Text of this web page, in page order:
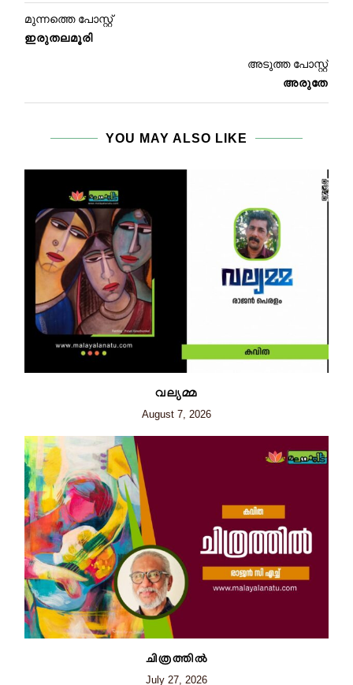
മുന്നത്തെ പോസ്റ്റ്
ഇരുതലമൂരി
അടുത്ത പോസ്റ്റ്
അരുതേ
YOU MAY ALSO LIKE
വല്യമ്മ
August 7, 2026
ചിത്രത്തില്‍
July 27, 2026